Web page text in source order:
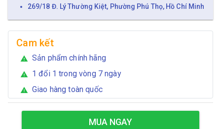
269/18 Đ. Lý Thường Kiệt, Phường Phú Thọ, Hồ Chí Minh
Cam kết
warning Sản phẩm chính hãng
warning 1 đổi 1 trong vòng 7 ngày
warning Giao hàng toàn quốc
MUA NGAY